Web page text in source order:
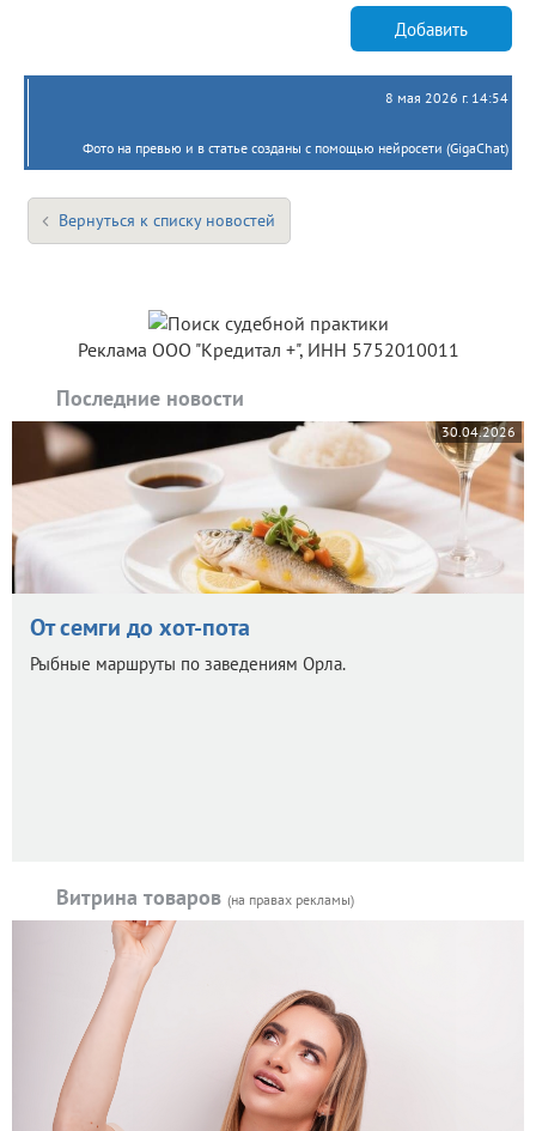
Добавить
8 мая 2026 г. 14:54
Фото на превью и в статье созданы с помощью нейросети (GigaChat)
Вернуться к списку новостей
Реклама ООО "Кредитал +", ИНН 5752010011
Последние новости
30.04.2026
От семги до хот-пота
Рыбные маршруты по заведениям Орла.
Витрина товаров (на правах рекламы)